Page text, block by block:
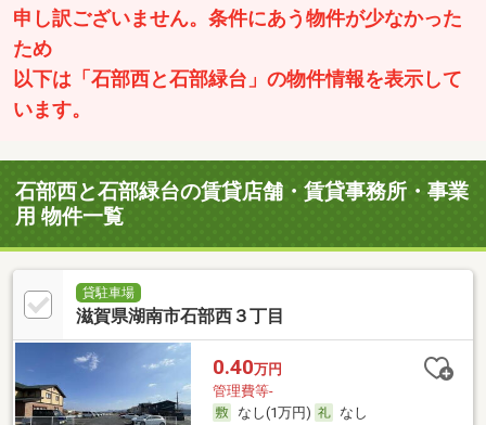
申し訳ございません。条件にあう物件が少なかった
ため
以下は「石部西と石部緑台」の物件情報を表示して
います。
石部西と石部緑台の賃貸店舗・賃貸事務所・事業
用 物件一覧
貸駐車場
滋賀県湖南市石部西３丁目
0.40万円
管理費等-
なし(1万円)
なし